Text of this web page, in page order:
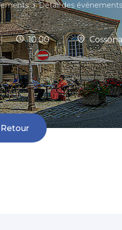
Détail des événements
| 10:00 |
Retour